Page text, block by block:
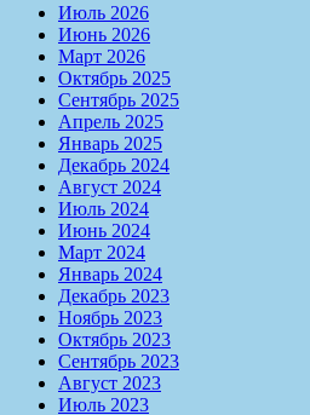
Июль 2026
Июнь 2026
Март 2026
Октябрь 2025
Сентябрь 2025
Апрель 2025
Январь 2025
Декабрь 2024
Август 2024
Июль 2024
Июнь 2024
Март 2024
Январь 2024
Декабрь 2023
Ноябрь 2023
Октябрь 2023
Сентябрь 2023
Август 2023
Июль 2023